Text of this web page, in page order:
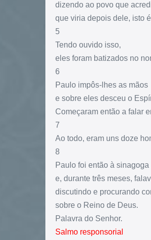
dizendo ao povo que
que viria depois dele, isto
5
Tendo ouvido isso,
eles foram batizados no
6
Paulo impôs-lhes as mãos
e sobre eles desceu o
Começaram então a falar
7
Ao todo, eram uns doze
8
Paulo foi então à sinagoga
e, durante três meses,
discutindo e procurando
sobre o Reino de Deus.
Palavra do Senhor.
Salmo responsorial